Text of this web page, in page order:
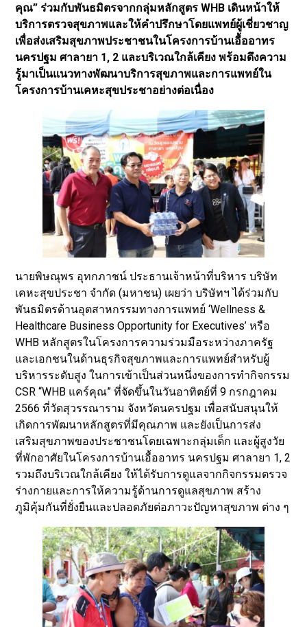
คุณ” ร่วมกับพันธมิตรจากกลุ่มหลักสูตร WHB เดินหน้าให้
บริการตรวจสุขภาพและให้คำปรึกษาโดยแพทย์ผู้เชี่ยวชาญ
เพื่อส่งเสริมสุขภาพประชาชนในโครงการบ้านเอื้ออาทร
นครปฐม ศาลายา 1, 2 และบริเวณใกล้เคียง พร้อมดึงความ
รู้มาเป็นแนวทางพัฒนาบริการสุขภาพและการแพทย์ใน
โครงการบ้านเคหะสุขประชาอย่างต่อเนื่อง
นายพิษณุพร อุทกภาชน์ ประธานเจ้าหน้าที่บริหาร บริษัท
เคหะสุขประชา จำกัด (มหาชน) เผยว่า บริษัทฯ ได้ร่วมกับ
พันธมิตรด้านอุตสาหกรรมทางการแพทย์ ‘Wellness &
Healthcare Business Opportunity for Executives’ หรือ
WHB หลักสูตรในโครงการความร่วมมือระหว่างภาครัฐ
และเอกชนในด้านธุรกิจสุขภาพและการแพทย์สำหรับผู้
บริหารระดับสูง ในการเข้าเป็นส่วนหนึ่งของการทำกิจกรรม
CSR “WHB แคร์คุณ” ที่จัดขึ้นในวันอาทิตย์ที่ 9 กรกฎาคม
2566 ที่วัดสุวรรณาราม จังหวัดนครปฐม เพื่อสนับสนุนให้
เกิดการพัฒนาหลักสูตรที่มีคุณภาพ และยังเป็นการส่ง
เสริมสุขภาพของประชาชนโดยเฉพาะกลุ่มเด็ก และผู้สูงวัย
ที่พักอาศัยในโครงการบ้านเอื้ออาทร นครปฐม ศาลายา 1, 2
รวมถึงบริเวณใกล้เคียง ให้ได้รับการดูแลจากกิจกรรมตรวจ
ร่างกายและการให้ความรู้ด้านการดูแลสุขภาพ สร้าง
ภูมิคุ้มกันที่ยั่งยืนและปลอดภัยต่อภาวะปัญหาสุขภาพ ต่าง ๆ